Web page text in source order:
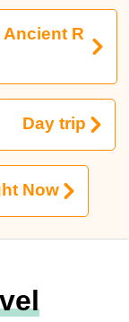
R
Day trip
Now